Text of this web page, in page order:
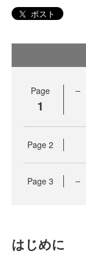
ポスト
Page
1
Page 2
Page 3
はじめに